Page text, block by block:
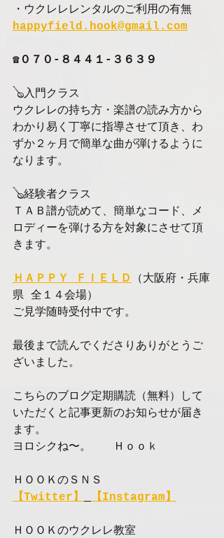
・ウクレレレンタルのご利用の有無
happyfield.hook@gmail.com
☎️０７０-８４４１-３６３９
🪕入門クラス
ウクレレの持ち方・楽譜の読み方から
わかり易く丁寧に指導させて頂き、わ
ずか２ヶ月で簡単な曲が弾けるように
なります。
🪕経験者クラス
ＴＡＢ譜が読めて、簡単なコード、メ
ロディーを弾ける方を対象にさせて頂
きます。
ＨＡＰＰＹ ＦＩＥＬＤ
（大阪府・兵庫
県 全１４会場）
ご見学随時受付中です。
最後まで読んでくださりありがとうご
ざいました。
こちらのブログ定期購読（無料）して
いただくと記事更新のお知らせが届き
ます。
ヨロシクね〜。　　Ｈｏｏｋ
ＨＯＯＫのＳＮＳ
【Twitter】
【Instagram】
ＨＯＯＫのウクレレ教室